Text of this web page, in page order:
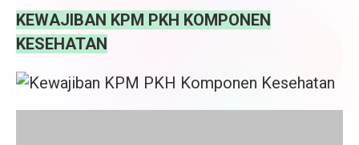
KEWAJIBAN KPM PKH KOMPONEN
KESEHATAN